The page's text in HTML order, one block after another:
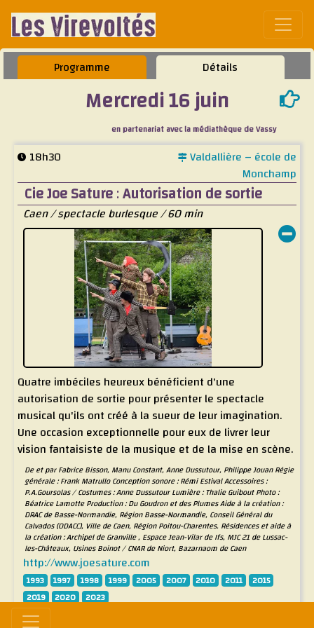
Programme Détails
Mercredi 16 juin
en partenariat avec la médiathèque de Vassy
18h30
Valdallière – école de
Monchamp
Cie Joe Sature:Autorisation de sortie
Caen / spectacle burlesque / 60 min
Quatre imbéciles heureux bénéficient d'une
autorisation de sortie pour présenter le spectacle
musical qu'ils ont créé à la sueur de leur imagination.
Une occasion exceptionnelle pour eux de livrer leur
vision fantaisiste de la musique et de la mise en scène.
De et par Fabrice Bisson, Manu Constant, Anne Dussutour, Philippe Jouan Régie
générale : Frank Matrullo Conception sonore : Rémi Estival Accessoires :
P.A.Goursolas / Costumes : Anne Dussutour Lumière : Thalie Guibout Photo :
Béatrice Lamotte Production : Du Goudron et des Plumes Aide à la création :
DRAC de Basse-Normandie, Région Basse-Normandie, Conseil Général du
Calvados (ODACC), Ville de Caen, Région Poitou-Charentes. Résidences et aide à
la création : Archipel de Granville , Espace Jean-Vilar de Ifs, MJC 21 de Lussac-
les-Châteaux, Usines Boinot / CNAR de Niort, Bazarnaom de Caen
http://www.joesature.com
1993 1997 1998 1999 2005 2007 2010 2011
2015
2019
2020 2023